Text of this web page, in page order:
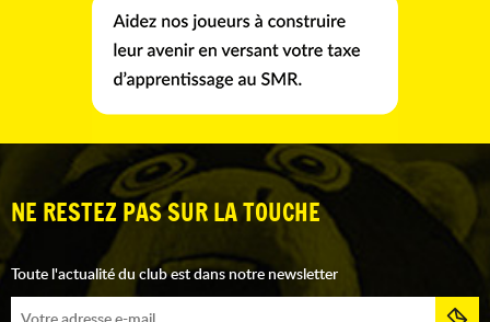
NE RESTEZ PAS SUR LA TOUCHE
Toute l'actualité du club est dans notre newsletter